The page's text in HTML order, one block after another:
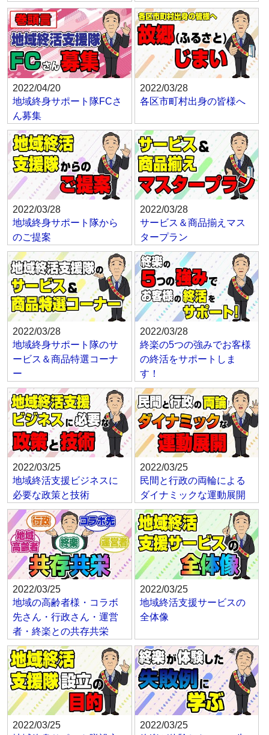
2022/04/20
地域終身サポート隊FCさ
ん募集
2022/03/28
各区市町村出身の皆様へ
2022/03/28
地域終身サポート隊から
のご提案
2022/03/28
サービス＆商品揃えマス
タープラン
2022/03/28
地域終身サポート隊のサ
ービス＆商品特選コーナ
ー
2022/03/28
終楽の5つの強みでお客様
の終活をサポートしま
す！
2022/03/25
地域終活支援ビジネスに
必要な政策と技術
2022/03/25
民間と行政の両輪による
ダイナミックな運動展開
2022/03/25
地域の高齢者様・コラボ
先さん・行政さん・運営
者・終楽との共存共栄
2022/03/25
地域終活支援サービスの
全体像
2022/03/25
2022/03/25